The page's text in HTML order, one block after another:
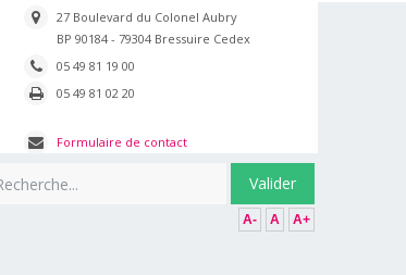
A- A A+
27 Boulevard du Colonel Aubry
BP 90184 - 79304 Bressuire Cedex
05 49 81 19 00
05 49 81 02 20
Formulaire de contact
Valider